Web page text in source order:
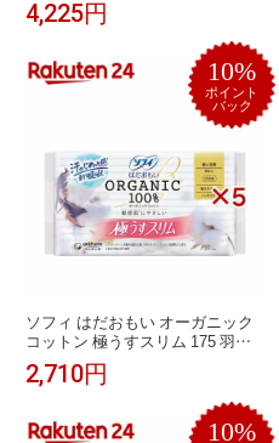
はだおもいオーガニック】
4,225円
10%
ポイント
バック
ソフィ はだおもい オーガニック
コットン 極うすスリム 175 羽な
し 生理用(30枚入×5セット)【ソフ
ィはだおもいオーガニック極うす
2,710円
10%